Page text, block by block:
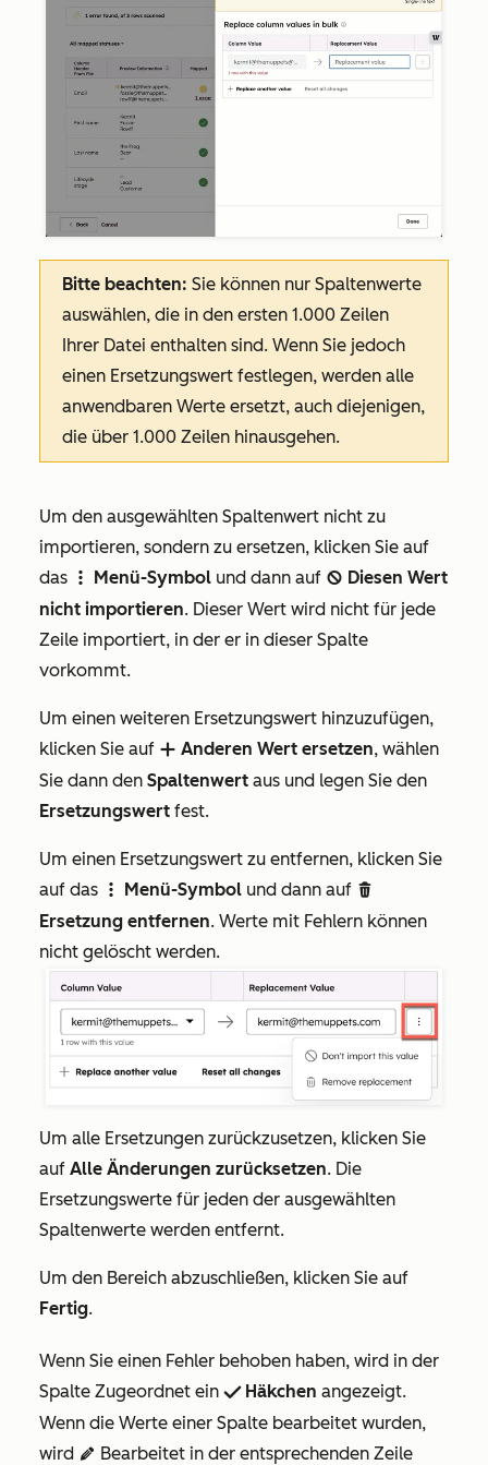
Bitte beachten: Sie können nur Spaltenwerte
auswählen, die in den ersten 1.000 Zeilen
Ihrer Datei enthalten sind. Wenn Sie jedoch
einen Ersetzungswert festlegen, werden alle
anwendbaren Werte ersetzt, auch diejenigen,
die über 1.000 Zeilen hinausgehen.
Um den ausgewählten Spaltenwert nicht zu
importieren, sondern zu ersetzen, klicken Sie auf
das
verticalMenu Menü-Symbol und dann auf block Diesen Wert
nicht importieren. Dieser Wert wird nicht für jede
Zeile importiert, in der er in dieser Spalte
vorkommt.
Um einen weiteren Ersetzungswert hinzuzufügen,
klicken Sie auf add Anderen Wert ersetzen, wählen
Sie dann den Spaltenwert aus und legen Sie den
Ersetzungswert fest.
Um einen Ersetzungswert zu entfernen, klicken Sie
auf das
verticalMenu Menü-Symbol und dann auf delete
Ersetzung entfernen. Werte mit Fehlern können
nicht gelöscht werden.
Um alle Ersetzungen zurückzusetzen, klicken Sie
auf Alle Änderungen zurücksetzen. Die
Ersetzungswerte für jeden der ausgewählten
Spaltenwerte werden entfernt.
Um den Bereich abzuschließen, klicken Sie auf
Fertig.
Wenn Sie einen Fehler behoben haben, wird in der
Spalte Zugeordnet ein success Häkchen angezeigt.
Wenn die Werte einer Spalte bearbeitet wurden,
wird edit Bearbeitet in der entsprechenden Zeile